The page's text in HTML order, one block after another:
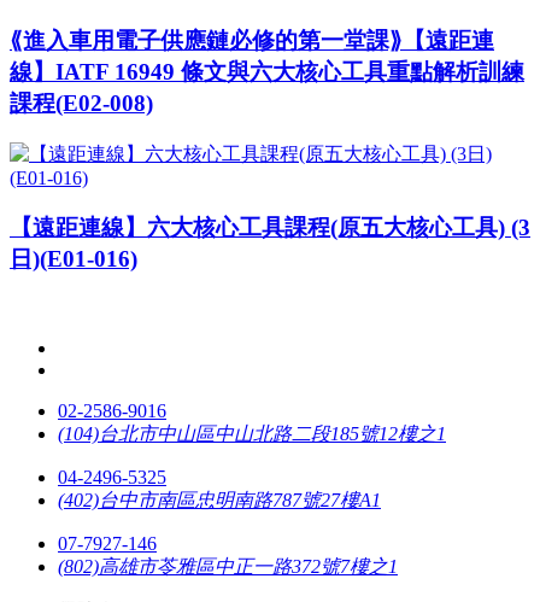
⟪進入車用電子供應鏈必修的第一堂課⟫【遠距連
線】IATF 16949 條文與六大核心工具重點解析訓練
課程(E02-008)
【遠距連線】六大核心工具課程(原五大核心工具) (3
日)(E01-016)
02-2586-9016
(104)台北市中山區中山北路二段185號12樓之1
04-2496-5325
(402)台中市南區忠明南路787號27樓A1
07-7927-146
(802)高雄市苓雅區中正一路372號7樓之1